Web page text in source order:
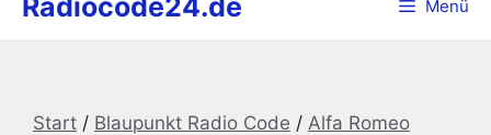
Radiocode24.de Menü
Start / Blaupunkt Radio Code / Alfa Romeo